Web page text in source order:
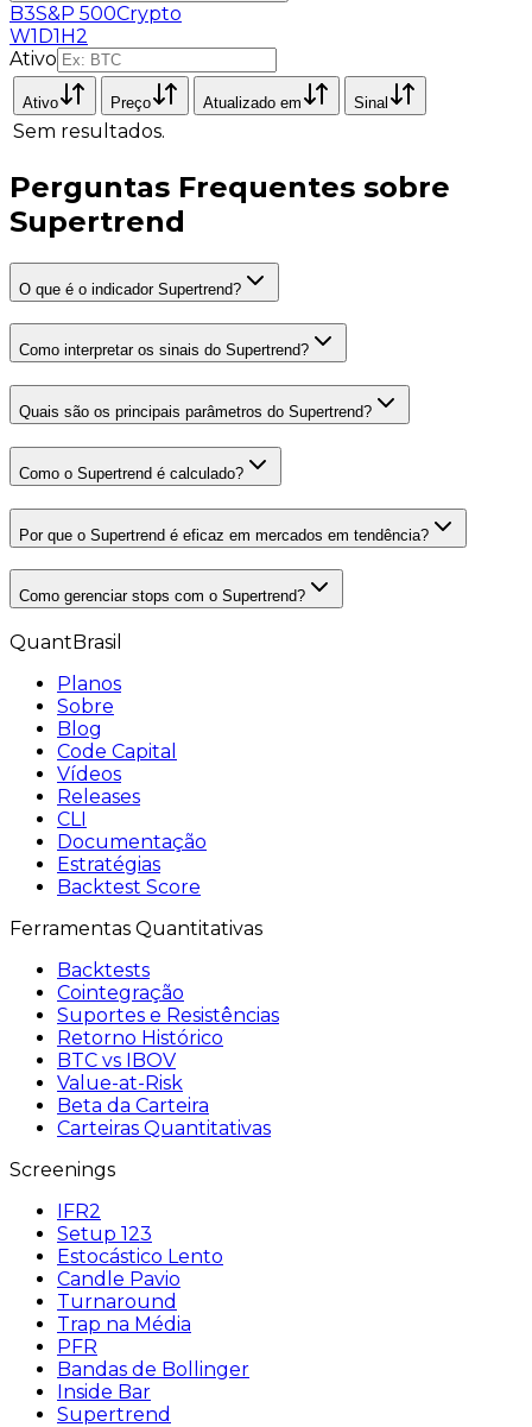
B3S&P 500Crypto
W1D1H2
Ativo
Ativo Preço Atualizado em Sinal
Sem resultados.
Perguntas Frequentes sobre
Supertrend
O que é o indicador Supertrend?
Como interpretar os sinais do Supertrend?
Quais são os principais parâmetros do Supertrend?
Como o Supertrend é calculado?
Por que o Supertrend é eficaz em mercados em tendência?
Como gerenciar stops com o Supertrend?
QuantBrasil
Planos
Sobre
Blog
Code Capital
Vídeos
Releases
CLI
Documentação
Estratégias
Backtest Score
Ferramentas Quantitativas
Backtests
Cointegração
Suportes e Resistências
Retorno Histórico
BTC vs IBOV
Value-at-Risk
Beta da Carteira
Carteiras Quantitativas
Screenings
IFR2
Setup 123
Estocástico Lento
Candle Pavio
Turnaround
Trap na Média
PFR
Bandas de Bollinger
Inside Bar
Supertrend